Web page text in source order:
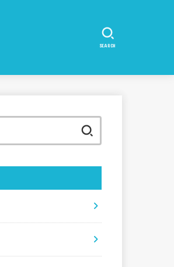
SEARCH